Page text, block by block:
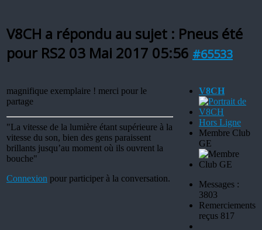
V8CH a répondu au sujet : Pneus été
pour RS2 03 Mai 2017 05:56 #65533
magnifique exemplaire ! merci pour le
partage
"La vitesse de la lumière étant supérieure à la
vitesse du son, bien des gens paraissent
brillants jusqu’au moment où ils ouvrent la
bouche"
Connexion pour participer à la conversation.
V8CH
Hors Ligne
Membre Club
GE
Messages :
3803
Remerciements
reçus 817